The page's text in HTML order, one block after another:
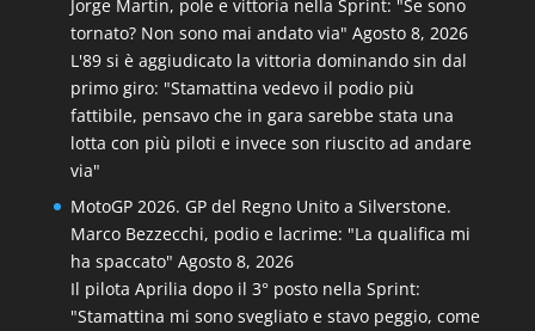
Jorge Martin, pole e vittoria nella Sprint: "Se sono
tornato? Non sono mai andato via" Agosto 8, 2026
L'89 si è aggiudicato la vittoria dominando sin dal
primo giro: "Stamattina vedevo il podio più
fattibile, pensavo che in gara sarebbe stata una
lotta con più piloti e invece son riuscito ad andare
via"
MotoGP 2026. GP del Regno Unito a Silverstone.
Marco Bezzecchi, podio e lacrime: "La qualifica mi
ha spaccato" Agosto 8, 2026
Il pilota Aprilia dopo il 3° posto nella Sprint:
"Stamattina mi sono svegliato e stavo peggio, come